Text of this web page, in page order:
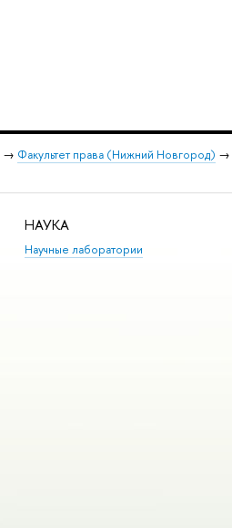
→ Факультет права (Нижний Новгород) →
НАУКА
Научные лаборатории